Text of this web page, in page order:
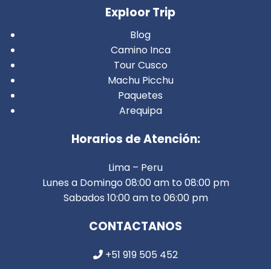
Exploor Trip
Blog
Camino Inca
Tour Cusco
Machu Picchu
Paquetes
Arequipa
Horarios de Atención:
Lima – Peru
Lunes a Domingo 08:00 am to 08:00 pm
Sabados 10:00 am to 06:00 pm
CONTACTANOS
+51 919 505 452